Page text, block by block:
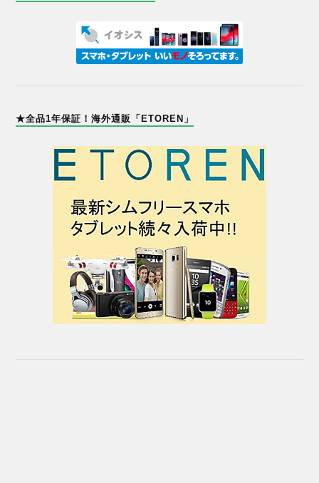
★全品1年保証！海外通販「ETOREN」